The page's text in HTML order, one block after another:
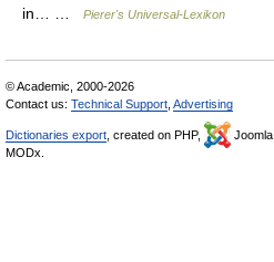
in… …
Pierer's Universal-Lexikon
© Academic, 2000-2026
Contact us: Technical Support Advertising
Dictionaries export , created on PHP, Joomla,
MODx.